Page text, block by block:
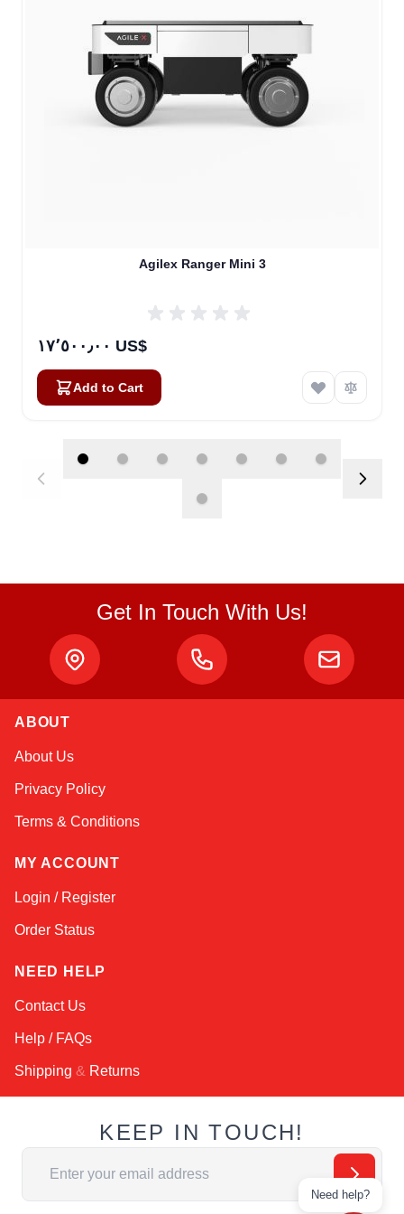
Agilex Ranger Mini 3
١٧٬٥٠٠٫٠٠ US$
Add to Cart
Get In Touch With Us!
ABOUT
About Us
Privacy Policy
Terms & Conditions
MY ACCOUNT
Login / Register
Order Status
NEED HELP
Contact Us
Help / FAQs
Shipping & Returns
KEEP IN TOUCH!
Email Address
Need help?